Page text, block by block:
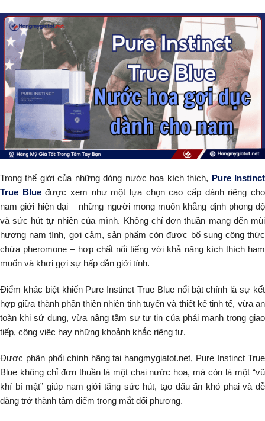
Trong thế giới của những dòng nước hoa kích thích, Pure Instinct
True Blueđược xem như một lựa chọn cao cấp dành riêng cho
nam giới hiện đại – những người mong muốn khẳng định phong độ
và sức hút tự nhiên của mình. Không chỉ đơn thuần mang đến mùi
hương nam tính, gợi cảm, sản phẩm còn được bổ sung công thức
chứa pheromone – hợp chất nổi tiếng với khả năng kích thích ham
muốn và khơi gợi sự hấp dẫn giới tính.
Điểm khác biệt khiến Pure Instinct True Blue nổi bật chính là sự kết
hợp giữa thành phần thiên nhiên tinh tuyển và thiết kế tinh tế, vừa an
toàn khi sử dụng, vừa nâng tầm sự tự tin của phái mạnh trong giao
tiếp, công việc hay những khoảnh khắc riêng tư.
Được phân phối chính hãng tại hangmygiatot.net, Pure Instinct True
Blue không chỉ đơn thuần là một chai nước hoa, mà còn là một “vũ
khí bí mật” giúp nam giới tăng sức hút, tạo dấu ấn khó phai và dễ
dàng trở thành tâm điểm trong mắt đối phương.